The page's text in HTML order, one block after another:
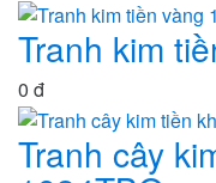
Tranh kim
0 đ
Tranh cây